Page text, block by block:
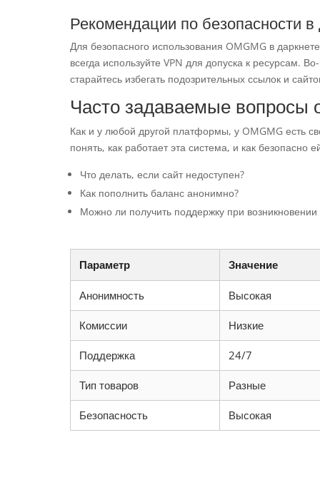
Рекомендации по безопасности в
Для безопасного использования OMGMG в
всегда используйте VPN для допуска к ресурсам.
старайтесь избегать подозрительных ссылок и
Часто задаваемые вопросы
Как и у любой другой платформы, у OMGMG есть
понять, как работает эта система, и как безопасно
Что делать, если сайт недоступен?
Как пополнить баланс анонимно?
Можно ли получить поддержку при
Параметр Значение
Анонимность Высокая
Комиссии Низкие
Поддержка 24/7
Тип товаров Разные
Безопасность Высокая